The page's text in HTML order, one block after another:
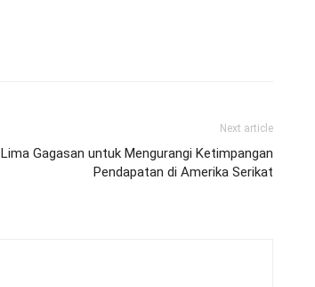
Next article
Lima Gagasan untuk Mengurangi Ketimpangan
Pendapatan di Amerika Serikat